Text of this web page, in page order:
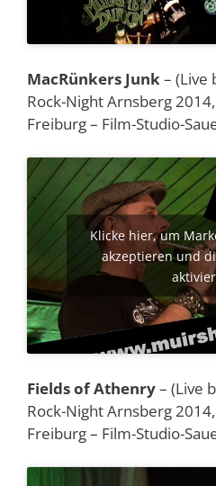
MacRünkers Junk – (Live
Rock-Night Arnsberg
Freiburg – Film-Studio-
Klicke hier, um
akzeptieren und
Fields of Athenry– (Live
Rock-Night Arnsberg
Freiburg – Film-Studio-